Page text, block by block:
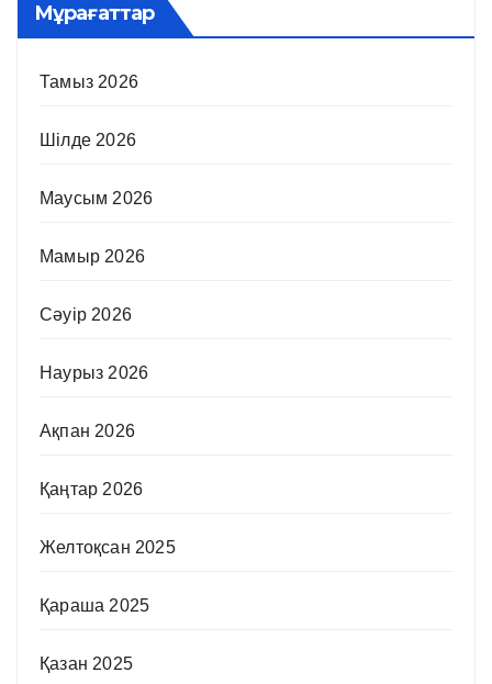
Мұрағаттар
Тамыз 2026
Шілде 2026
Маусым 2026
Мамыр 2026
Сәуір 2026
Наурыз 2026
Ақпан 2026
Қаңтар 2026
Желтоқсан 2025
Қараша 2025
Қазан 2025